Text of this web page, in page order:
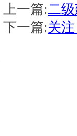
上一篇:二
下一篇:关